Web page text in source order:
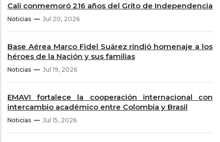
Cali conmemoró 216 años del Grito de Independencia
Noticias Jul 20, 2026
Base Aérea Marco Fidel Suárez rindió homenaje a los
héroes de la Nación y sus familias
Noticias Jul 19, 2026
EMAVI fortalece la cooperación internacional con
intercambio académico entre Colombia y Brasil
Noticias Jul 15, 2026